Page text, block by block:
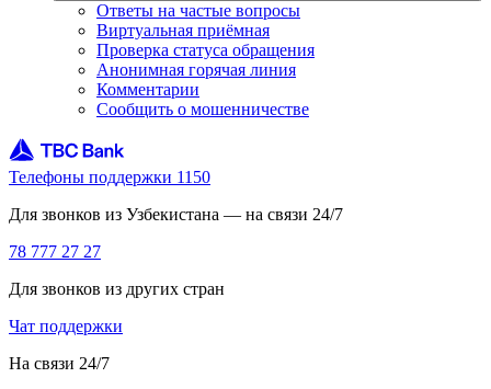
Ответы на частые вопросы
Виртуальная приёмная
Проверка статуса обращения
Анонимная горячая линия
Комментарии
Сообщить о мошенничестве
Телефоны поддержки 1150
Для звонков из Узбекистана — на связи 24/7
78 777 27 27
Для звонков из других стран
Чат поддержки
На связи 24/7